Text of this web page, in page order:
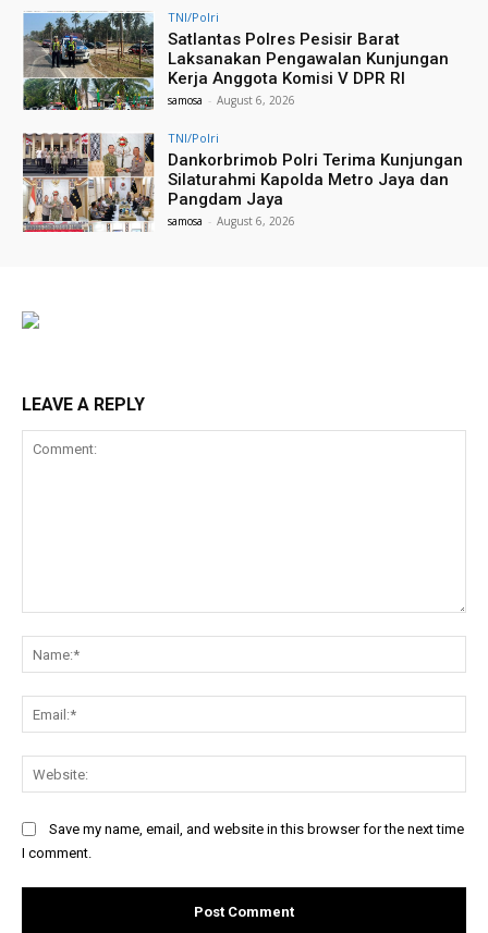
TNI/Polri
Satlantas Polres Pesisir Barat
Laksanakan Pengawalan Kunjungan
Kerja Anggota Komisi V DPR RI
samosa - August 6, 2026
TNI/Polri
Dankorbrimob Polri Terima Kunjungan
Silaturahmi Kapolda Metro Jaya dan
Pangdam Jaya
samosa - August 6, 2026
LEAVE A REPLY
Save my name, email, and website in this browser for the next time
I comment.